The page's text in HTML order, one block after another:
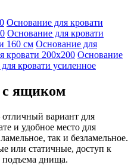
Основание для кровати
Основание для кровати
160 см Основание для
кровати 200х200 Основание
кровати усиленное
с ящиком
вариант для
и удобное место для
так и безламельное.
или статичные, доступ к
подъема днища.